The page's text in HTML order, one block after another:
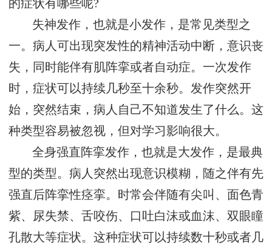
的症状有哪些呢?
失神发作，也就是小发作，是常见类型之
一。病人可出现突发性的精神活动中断，意识丧
失，同时能伴有肌阵挛或者自动症。一次发作
时，症状可以持续几秒至十余秒。发作突然开
始，突然结束，病人自己不知道发生了什么。这
种类型容易被忽视，但对学习影响很大。
全身强直阵挛发作，也就是大发作，是最典
型的类型。病人突然出现意识模糊，随之伴有先
强直后阵挛性痉挛。时常会伴随有尖叫、面色青
紫、尿失禁、舌咬伤、口吐白沫或血沫、双眼瞳
孔散大等症状。这种症状可以持续数十秒或者几